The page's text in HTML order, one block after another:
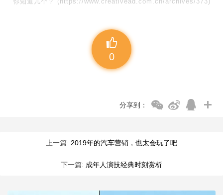
0
分享到：
上一篇: 2019年的汽车营销，也太会玩了吧
下一篇: 成年人演技经典时刻赏析